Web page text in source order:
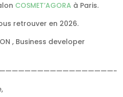
COSMET’AGORA à Paris.
retrouver en 2026.
, Business developer